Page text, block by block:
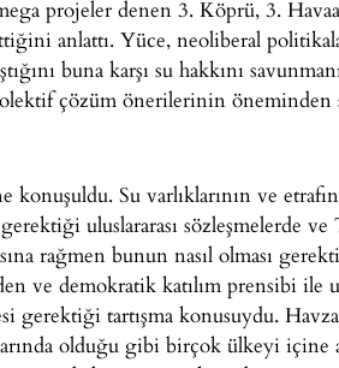
projeler denen 3. Köprü, 3.
anlattı. Yüce, neoliberal
buna karşı su hakkını
çözüm önerilerinin öneminden
Su varlıklarının ve
uluslararası sözleşmelerde
rağmen bunun nasıl olması
ve demokratik katılım prensibi ile
tartışma konusuydu.
olduğu gibi birçok ülkeyi içine